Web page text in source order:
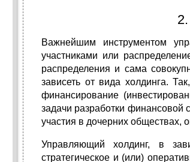
Важнейшим инструментом
участниками или
распределения и сама
зависеть от вида холдинга.
финансирование
задачи разработки финансовой
участия в дочерних обществах,
Управляющий холдинг, в
стратегическое и (или)